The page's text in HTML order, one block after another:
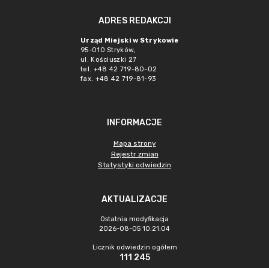
ADRES REDAKCJI
Urząd Miejski w Strykowie
95-010 Stryków,
ul. Kościuszki 27
tel. +48 42 719-80-02
fax. +48 42 719-81-93
INFORMACJE
Mapa strony
Rejestr zmian
Statystyki odwiedzin
AKTUALIZACJE
Ostatnia modyfikacja
2026-08-05 10:21:04
Licznik odwiedzin ogółem
111 245